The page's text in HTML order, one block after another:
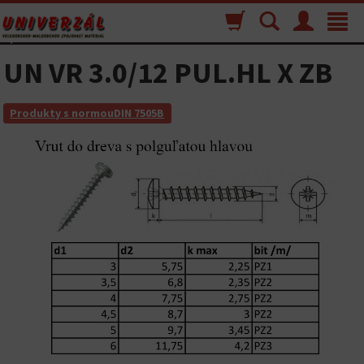
Toggle
Menu
Vyhľadávanie
Nákupný
košík
UN VR 3.0/12 PUL.HL X ZB
Produkty s normouDIN 7505B